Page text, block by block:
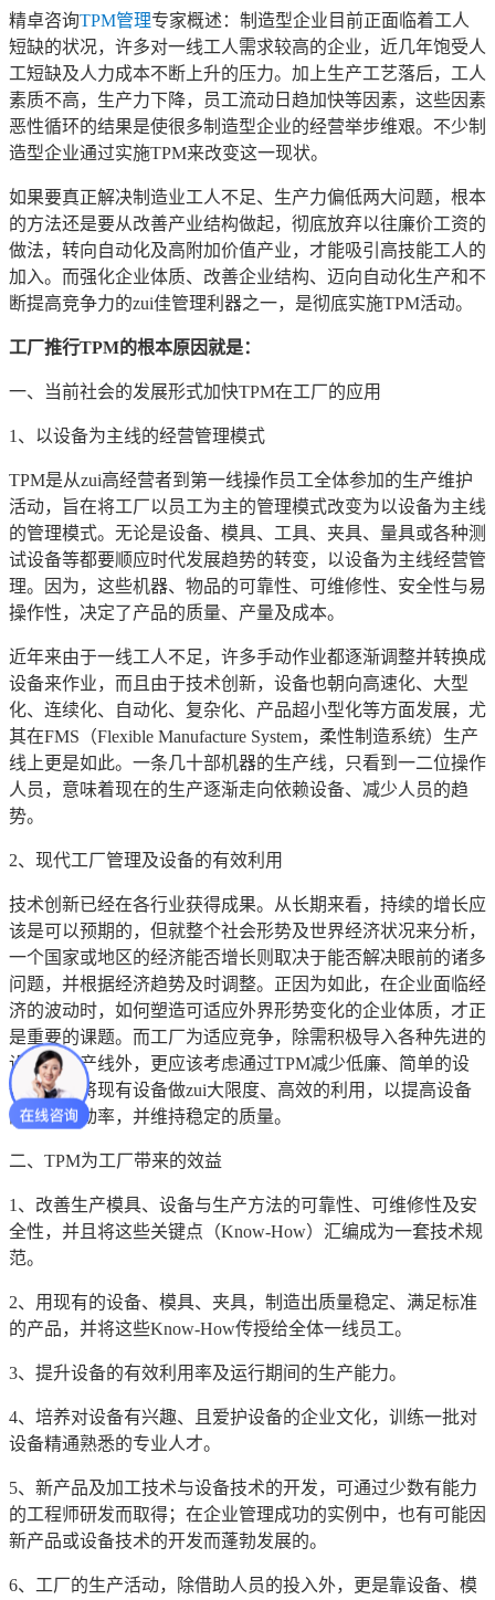
精卓咨询TPM管理专家概述：制造型企业目前正面临着工人
短缺的状况，许多对一线工人需求较高的企业，近几年饱受人
工短缺及人力成本不断上升的压力。加上生产工艺落后，工人
素质不高，生产力下降，员工流动日趋加快等因素，这些因素
恶性循环的结果是使很多制造型企业的经营举步维艰。不少制
造型企业通过实施TPM来改变这一现状。
如果要真正解决制造业工人不足、生产力偏低两大问题，根本
的方法还是要从改善产业结构做起，彻底放弃以往廉价工资的
做法，转向自动化及高附加价值产业，才能吸引高技能工人的
加入。而强化企业体质、改善企业结构、迈向自动化生产和不
断提高竞争力的zui佳管理利器之一，是彻底实施TPM活动。
工厂推行TPM的根本原因就是：
一、当前社会的发展形式加快TPM在工厂的应用
1、以设备为主线的经营管理模式
TPM是从zui高经营者到第一线操作员工全体参加的生产维护
活动，旨在将工厂以员工为主的管理模式改变为以设备为主线
的管理模式。无论是设备、模具、工具、夹具、量具或各种测
试设备等都要顺应时代发展趋势的转变，以设备为主线经营管
理。因为，这些机器、物品的可靠性、可维修性、安全性与易
操作性，决定了产品的质量、产量及成本。
近年来由于一线工人不足，许多手动作业都逐渐调整并转换成
设备来作业，而且由于技术创新，设备也朝向高速化、大型
化、连续化、自动化、复杂化、产品超小型化等方面发展，尤
其在FMS（Flexible Manufacture System，柔性制造系统）生产
线上更是如此。一条几十部机器的生产线，只看到一二位操作
人员，意味着现在的生产逐渐走向依赖设备、减少人员的趋
势。
2、现代工厂管理及设备的有效利用
技术创新已经在各行业获得成果。从长期来看，持续的增长应
该是可以预期的，但就整个社会形势及世界经济状况来分析，
一个国家或地区的经济能否增长则取决于能否解决眼前的诸多
问题，并根据经济趋势及时调整。正因为如此，在企业面临经
济的波动时，如何塑造可适应外界形势变化的企业体质，才正
是重要的课题。而工厂为适应竞争，除需积极导入各种先进的
设备和生产线外，更应该考虑通过TPM减少低廉、简单的设
备投资，将现有设备做zui大限度、高效的利用，以提高设备
的生产开动率，并维持稳定的质量。
二、TPM为工厂带来的效益
1、改善生产模具、设备与生产方法的可靠性、可维修性及安
全性，并且将这些关键点（Know-How）汇编成为一套技术规
范。
2、用现有的设备、模具、夹具，制造出质量稳定、满足标准
的产品，并将这些Know-How传授给全体一线员工。
3、提升设备的有效利用率及运行期间的生产能力。
4、培养对设备有兴趣、且爱护设备的企业文化，训练一批对
设备精通熟悉的专业人才。
5、新产品及加工技术与设备技术的开发，可通过少数有能力
的工程师研发而取得；在企业管理成功的实例中，也有可能因
新产品或设备技术的开发而蓬勃发展的。
6、工厂的生产活动，除借助人员的投入外，更是靠设备、模